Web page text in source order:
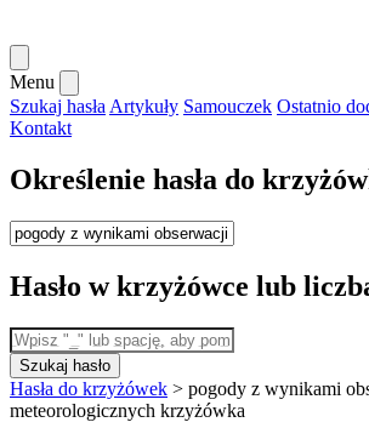
Menu
Szukaj hasła Artykuły Samouczek Ostatnio
Kontakt
Określenie hasła do
Hasło w krzyżówce lub
Szukaj hasło
Hasła do krzyżówek > pogody z wynikami
meteorologicznych krzyżówka